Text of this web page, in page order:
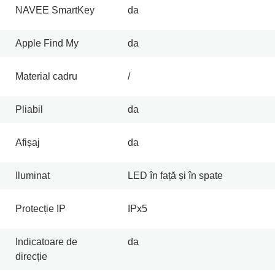
NAVEE SmartKey da
Apple Find My da
Material cadru /
Pliabil da
Afișaj da
Iluminat LED în față și în spate
Protecție IP IPx5
Indicatoare de
direcție
da